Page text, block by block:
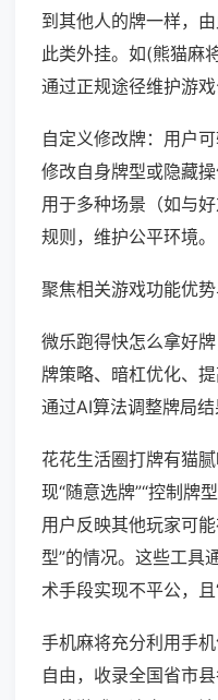
到其他人的牌一样，
此类外挂。如(熊猫麻
通过正规途径维护游戏
自定义修改牌：用户
修改自身牌型或隐藏
用于多种场景（如与
规则，维护公平环境。
聚焦相关游戏功能优势
微乐跑得快怎么拿好
牌策略、暗杠优化、
通过AI算法调整牌局结
花花生活圈打牌有猫
现“随意选牌”“控制牌
用户反映其他玩家可
型”的情况。这些工具
术手段实现不平公，且
手机麻将充分利用手
自由，收录全国省市